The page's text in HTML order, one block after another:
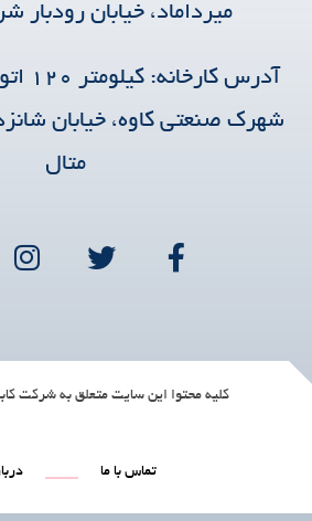
میرداماد، خیابان رودبار
آدرس
شهرک صنعتی کاوه، خیابان
متال
کلیه محتوا این سایت متعلق به شرکت
تماس با ما